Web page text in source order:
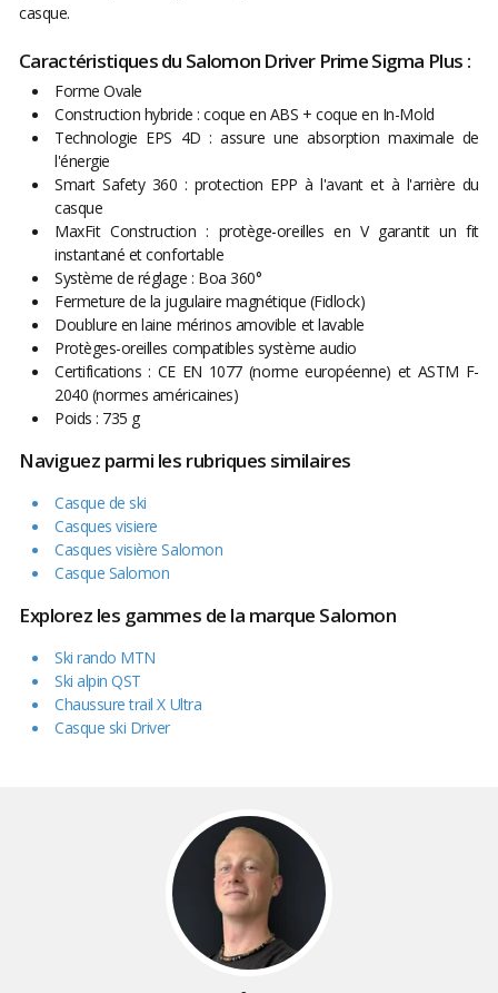
casque.
Caractéristiques du Salomon Driver Prime Sigma Plus :
Forme Ovale
Construction hybride : coque en ABS + coque en In-Mold
Technologie EPS 4D : assure une absorption maximale de
l'énergie
Smart Safety 360 : protection EPP à l'avant et à l'arrière du
casque
MaxFit Construction : protège-oreilles en V garantit un fit
instantané et confortable
Système de réglage : Boa 360°
Fermeture de la jugulaire magnétique (Fidlock)
Doublure en laine mérinos amovible et lavable
Protèges-oreilles compatibles système audio
Certifications : CE EN 1077 (norme européenne) et ASTM F-
2040 (normes américaines)
Poids : 735 g
Naviguez parmi les rubriques similaires
Casque de ski
Casques visiere
Casques visière Salomon
Casque Salomon
Explorez les gammes de la marque Salomon
Ski rando MTN
Ski alpin QST
Chaussure trail X Ultra
Casque ski Driver